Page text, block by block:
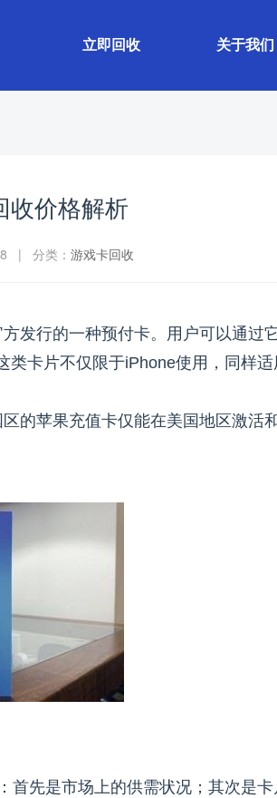
立即回收 关于我们
收价格解析
| 分类： 游戏卡回收
发行的一种预付卡。用户可以通过
类卡片不仅限于iPhone使用，同样适
的苹果充值卡仅能在美国地区激活
先是市场上的供需状况；其次是卡